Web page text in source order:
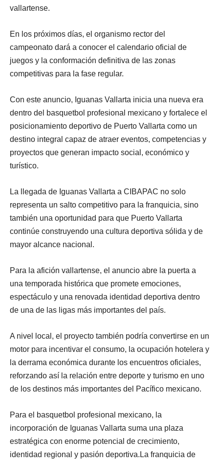
vallartense.
En los próximos días, el organismo rector del
campeonato dará a conocer el calendario oficial de
juegos y la conformación definitiva de las zonas
competitivas para la fase regular.
Con este anuncio, Iguanas Vallarta inicia una nueva era
dentro del basquetbol profesional mexicano y fortalece el
posicionamiento deportivo de Puerto Vallarta como un
destino integral capaz de atraer eventos, competencias y
proyectos que generan impacto social, económico y
turístico.
La llegada de Iguanas Vallarta a CIBAPAC no solo
representa un salto competitivo para la franquicia, sino
también una oportunidad para que Puerto Vallarta
continúe construyendo una cultura deportiva sólida y de
mayor alcance nacional.
Para la afición vallartense, el anuncio abre la puerta a
una temporada histórica que promete emociones,
espectáculo y una renovada identidad deportiva dentro
de una de las ligas más importantes del país.
A nivel local, el proyecto también podría convertirse en un
motor para incentivar el consumo, la ocupación hotelera y
la derrama económica durante los encuentros oficiales,
reforzando así la relación entre deporte y turismo en uno
de los destinos más importantes del Pacífico mexicano.
Para el basquetbol profesional mexicano, la
incorporación de Iguanas Vallarta suma una plaza
estratégica con enorme potencial de crecimiento,
identidad regional y pasión deportiva.La franquicia de